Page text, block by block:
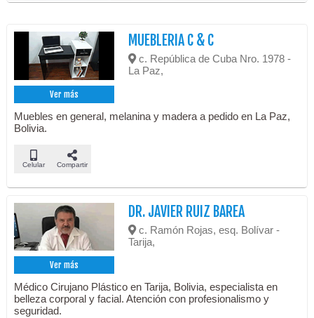
Ver más
MUEBLERIA C & C
c. República de Cuba Nro. 1978 -
La Paz,
Muebles en general, melanina y madera a pedido en La Paz,
Bolivia.
Celular Compartir
Ver más
DR. JAVIER RUIZ BAREA
c. Ramón Rojas, esq. Bolívar -
Tarija,
Médico Cirujano Plástico en Tarija, Bolivia, especialista en
belleza corporal y facial. Atención con profesionalismo y
seguridad.